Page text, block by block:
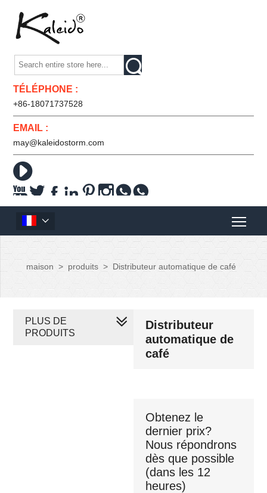

TÉLÉPHONE :
+86-18071737528
EMAIL :
may@kaleidostorm.com

     

maison > produits > Distributeur automatique de café
Distributeur
automatique de
café
Obtenez le
dernier prix?
Nous répondrons
dès que possible
(dans les 12
heures)
PLUS DE
PRODUITS